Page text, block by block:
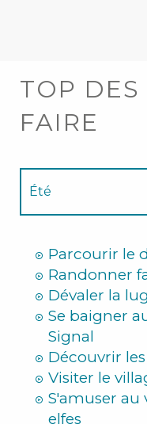
TOP DES
FAIRE
Été
Parcourir le
Randonner
Dévaler la
Se baigner
Signal
Découvrir
Visiter le
S'amuser au
elfes